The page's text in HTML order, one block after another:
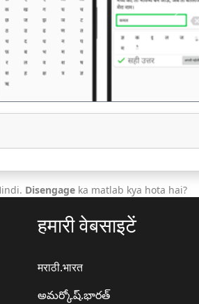
अगला
Disengage ka matlab kya hota hai?
हमारी वेबसाइटें
मराठी.भारत
అమర్కోష్.భారత్